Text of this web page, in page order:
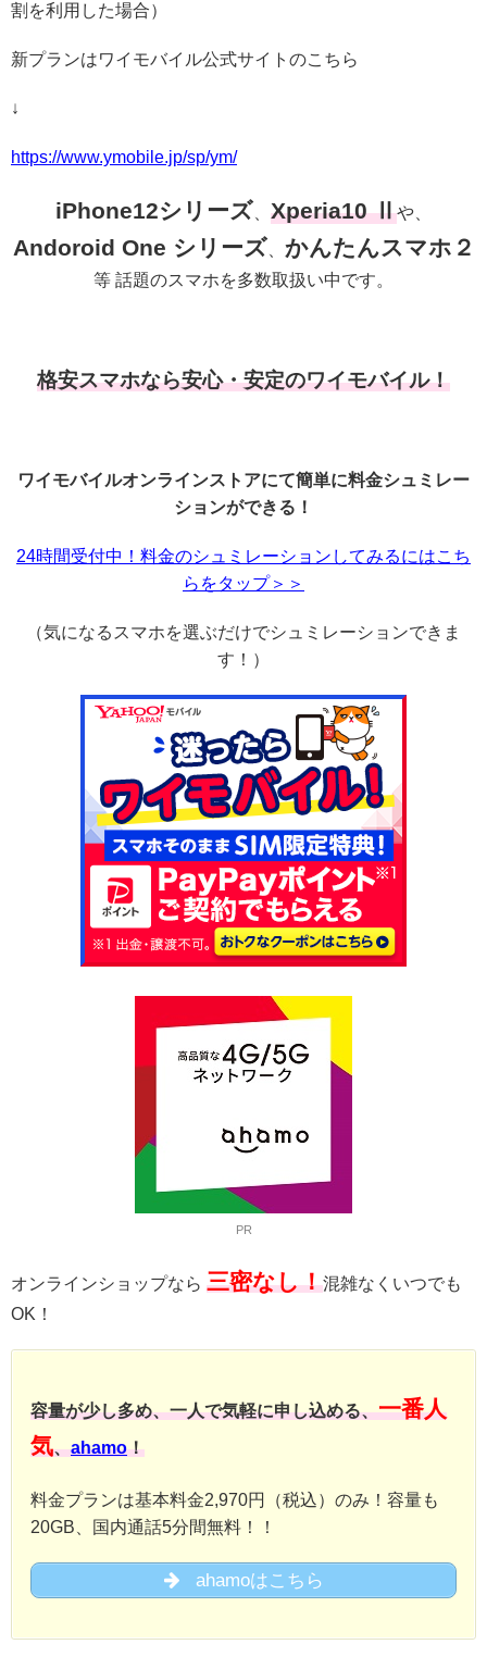
割を利用した場合）
新プランはワイモバイル公式サイトのこちら
↓
https://www.ymobile.jp/sp/ym/
iPhone12シリーズ、 Xperia10 Ⅱや、
Andoroid One シリーズ、 かんたんスマホ２
等 話題のスマホを多数取扱い中です。
格安スマホなら安心・安定のワイモバイル！
ワイモバイルオンラインストアにて簡単に料金シュミレー
ションができる！
24時間受付中！料金のシュミレーションしてみるにはこち
らをタップ＞＞
（気になるスマホを選ぶだけでシュミレーションできま
す！）
PR
オンラインショップなら 三密なし！混雑なくいつでも
OK！
容量が少し多め、一人で気軽に申し込める、一番人
気、ahamo！
料金プランは基本料金2,970円（税込）のみ！容量も
20GB、国内通話5分間無料！！
ahamoはこちら